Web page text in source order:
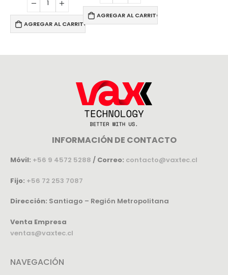
AGREGAR AL CARRITO
AGREGAR AL CARRITO
INFORMACIÓN DE CONTACTO
Móvil: +56 9 4572 5288 / Correo: contacto@vaxtec.cl
Fijo: +56 72 253 7087
Dirección: Santiago – Región Metropolitana
Venta Empresa
ventas@vaxtec.cl
NAVEGACIÓN